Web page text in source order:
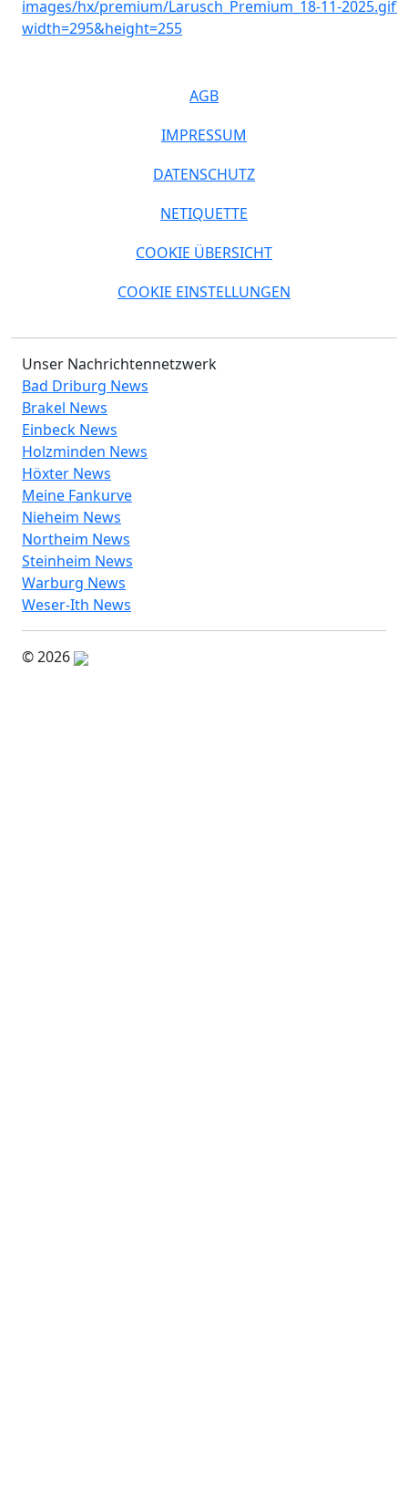
AGB
IMPRESSUM
DATENSCHUTZ
NETIQUETTE
COOKIE ÜBERSICHT
COOKIE EINSTELLUNGEN
Unser Nachrichtennetzwerk
Bad Driburg News
Brakel News
Einbeck News
Holzminden News
Höxter News
Meine Fankurve
Nieheim News
Northeim News
Steinheim News
Warburg News
Weser-Ith News
© 2026